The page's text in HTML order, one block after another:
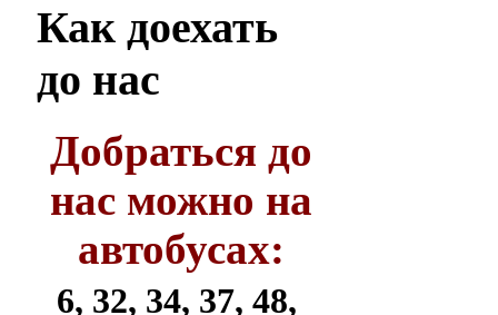
Как доехать
до нас
Добраться до
нас можно на
автобусах:
6, 32, 34, 37, 48,